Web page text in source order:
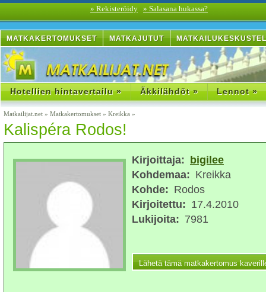
» Rekisteröidy » Salasana hukassa?
MATKAKERTOMUKSET MATKAJUTUT
Hotellien hintavertailu » Äkkilähdöt » Lennot »
Matkailijat.net » Matkakertomukset » Kreikka »
Kalispéra Rodos!
Kirjoittaja:
bigilee
Kohdemaa: Kreikka
Kohde: Rodos
Kirjoitettu: 17.4.2010
Lukijoita: 7981